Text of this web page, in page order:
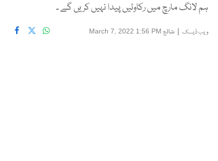
ہم لانگ مارچ میں رکاوٹیں پیدا نہیں کریں گے ۔
ویب ڈیسک | شائع March 7, 2022 1:56 PM